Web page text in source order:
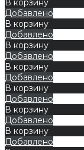
Добавлено
В корзину
Добавлено
В корзину
Добавлено
В корзину
Добавлено
В корзину
Добавлено
В корзину
Добавлено
В корзину
Добавлено